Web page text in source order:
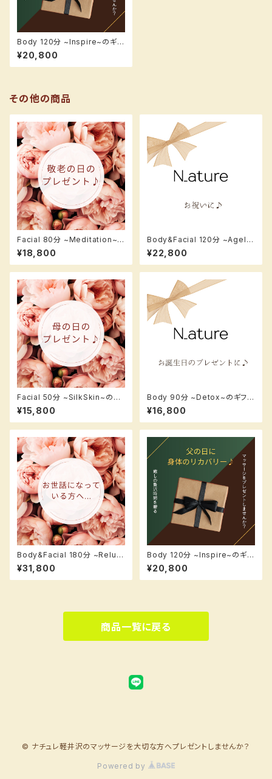
Body 120分 ~Inspire~のギフ
トカード【ボディアロマ120分】
¥20,800
その他の商品
Facial 80分 ~Meditation~
のギフトカード【フェイシャル80
分】
¥18,800
Body&Facial 120分 ~Agele
ss~のギフトカード【ボディ＆フ
ェイシャル120分】
¥22,800
Facial 50分 ~SilkSkin~のギ
フトカード【フェイシャル50分】
¥15,800
Body 90分 ~Detox~のギフト
カード【ボディアロマ90分】
¥16,800
Body&Facial 180分 ~Relux
~のギフトカード【ボディ＆フェイ
シャル180分】
¥31,800
Body 120分 ~Inspire~のギフ
トカード【ボディアロマ120分】
¥20,800
商品一覧に戻る
© ナチュレ軽井沢のマッサージを大切な方へプレゼントしませんか？
Powered by